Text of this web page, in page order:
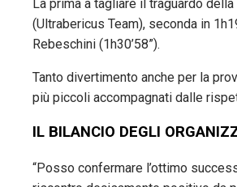
La prima a tagliare il traguardo
(Ultrabericus Team), seconda in
Rebeschini (1h30’58”).
Tanto divertimento anche per la
più piccoli accompagnati dalle
IL BILANCIO DEGLI
“Posso confermare l’ottimo